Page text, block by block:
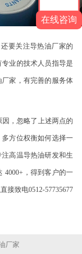
还要关注导热油厂家的
业的技术人员指导是
家，有完善的服务体
，忽略了上述两点的
方位权衡如何选择一
高温导热油研发和生
4000+，得到客户的一
接致电0512-57735677
厂家
在线咨询